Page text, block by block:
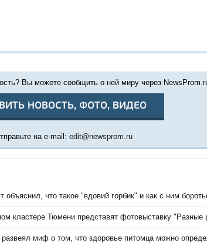
Вы можете сообщить о ней миру через
НОВОСТЬ, ФОТО, ВИДЕО
на e-mail: edit@newsprom.ru
объяснил, что такое "вдовий горбик" и как с ним
кластере Тюмени представят фотовыставку "Разные
развеял миф о том, что здоровье питомца можно